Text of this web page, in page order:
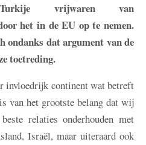
vrijwaren van
het in de EU op te nemen.
dat argument van de
toetreding.
invloedrijk continent wat betreft
van het grootste belang dat wij
relaties onderhouden met
Israël, maar uiteraard ook